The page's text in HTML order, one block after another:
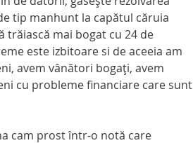
tip manhunt la capătul căruia
trăiască mai bogat cu 24 de
este izbitoare si de aceeia am
avem vânători bogaţi, avem
cu probleme financiare care sunt